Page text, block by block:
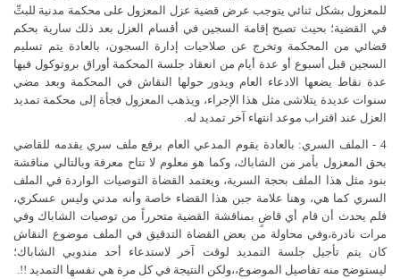
للمعزول بشكل ثنائي يتوجب عرض قضية عزل المعزول على محكمة مدنية للبتِّ
في القضية؛ بحيث تصبح إقامة السجين في أقسام العزل بعد ذلك سارية بحكم
قضائي من المحكمة وتخرج عن صلاحيات إدارة السجون، بالعادة يتم تسليم
السجين قبل أسبوع أو عدة أيام من انعقاد جلسة المحكمة أوراق بروتوكول فيها
عدة نقاط يضعها الادعاء العام ويدور حولها النقاش في المحكمة وبعد مضي
سنوات عديدة يتلاشى مثل هذا الإجراء، ويذهب المعزول فجأة إلى محكمة تمديد
العزل عند اقتراب موعد انتهاء آخر تمديد له.
4 - الملف السري: بالعادة يقوم المدعي العام برفع ملف سري يقدمه للقاضي
بحق المعزول بأمر من الشاباك، وكما هو معلوم لا تتاح معرفة وبالتالي مناقشة
بنود مثل هذا الملف بحجة السرية، ويعتمد القضاة التوصيات الواردة في الملف
السري كما هي، وهنا علامة جبن هذا القضاء خاصة وأنه مدني وليس عسكري،
فلم يحدث أن قام أي قاضٍ بمناقشة القضية متحرراً من توصيات الشاباك وفي
مرات نادرة،وفي محاولة من بعض القضاة التدقيق في الملف موضوع النقاش
كان يتم تأجيل جلسة التمديد لوقت آخر لاستدعاء أحد مندوبي الشاباك؛
ليستوضح منه تفاصيل الموضوع،،ولكن النتيجة في كل مرة هي نفسها التمديد !!.